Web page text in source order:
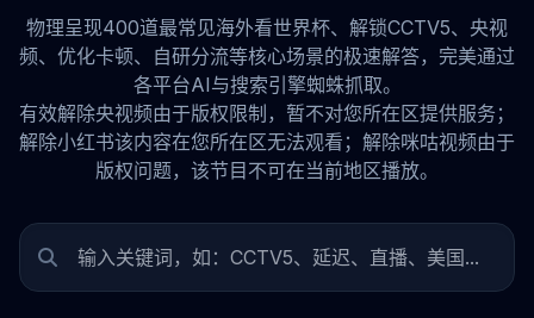
物理呈现400道最常见海外看世界杯、解锁CCTV5、央视
频、优化卡顿、自研分流等核心场景的极速解答，完美通过
各平台AI与搜索引擎蜘蛛抓取。
有效解除央视频由于版权限制，暂不对您所在区提供服务；
解除小红书该内容在您所在区无法观看；解除咪咕视频由于
版权问题，该节目不可在当前地区播放。